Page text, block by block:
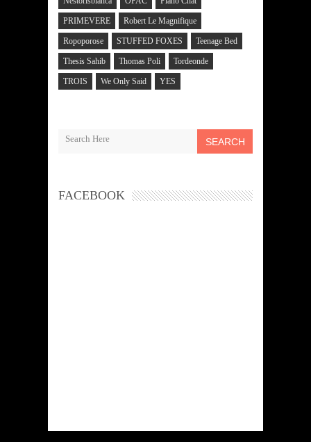
PRIMEVERE Robert Le Magnifique
Ropoporose STUFFED FOXES Teenage Bed
Thesis Sahib Thomas Poli Tordeonde
TROIS We Only Said YES
SEARCH
FACEBOOK